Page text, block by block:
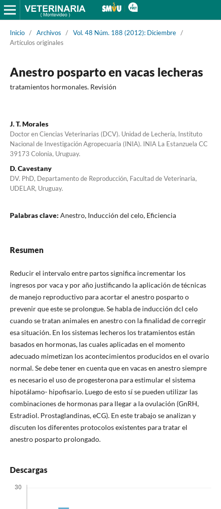
Inicio / Archivos / Vol. 48 Núm. 188 (2012): Diciembre /
Artículos originales
Anestro posparto en vacas lecheras
tratamientos hormonales. Revisión
J. T. Morales
Doctor en Ciencias Veterinarias (DCV). Unidad de Lechería, Instituto
Nacional de Investigación Agropecuaria (INIA). INIA La Estanzuela CC
39173 Colonia, Uruguay.
D. Cavestany
DV. PhD, Departamento de Reproducción, Facultad de Veterinaria,
UDELAR, Uruguay.
Palabras clave: Anestro, Inducción del celo, Eficiencia
Resumen
Reducir el intervalo entre partos significa incrementar los
ingresos por vaca y por año justificando la aplicación de técnicas
de manejo reproductivo para acortar el anestro posparto o
prevenir que este se prolongue. Se habla de inducción dcl celo
cuando se tratan animales en anestro con la finalidad de corregir
esa situación. En los sistemas lecheros los tratamientos están
basados en hormonas, las cuales aplicadas en el momento
adecuado mimetizan los acontecimientos producidos en el ovario
normal. Se debe tener en cuenta que en vacas en anestro siempre
es necesario el uso de progesterona para estimular el sistema
hipotálamo- hipofisario. Luego de esto sí se pueden utilizar las
combinaciones de hormonas para llegar a la ovulación (GnRH,
Estradiol. Prostaglandinas, eCG). En este trabajo se analizan y
discuten los diferentes protocolos existentes para tratar el
anestro posparto prolongado.
Descargas